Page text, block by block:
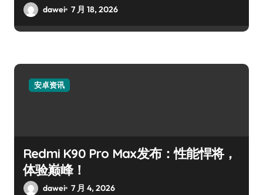
dawei 7 月 18, 2026
安卓资讯
Redmi K90 Pro Max发布：性能悍将，
体验巅峰！
dawei 7 月 4, 2026